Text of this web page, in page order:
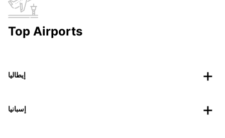
Top Airports
إيطاليا
إسبانيا